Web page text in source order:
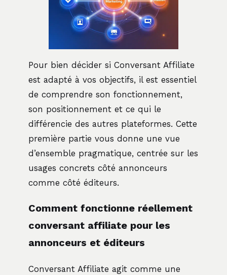
Pour bien décider si Conversant Affiliate
est adapté à vos objectifs, il est essentiel
de comprendre son fonctionnement,
son positionnement et ce qui le
différencie des autres plateformes. Cette
première partie vous donne une vue
d’ensemble pragmatique, centrée sur les
usages concrets côté annonceurs
comme côté éditeurs.
Comment fonctionne réellement
conversant affiliate pour les
annonceurs et éditeurs
Conversant Affiliate agit comme une